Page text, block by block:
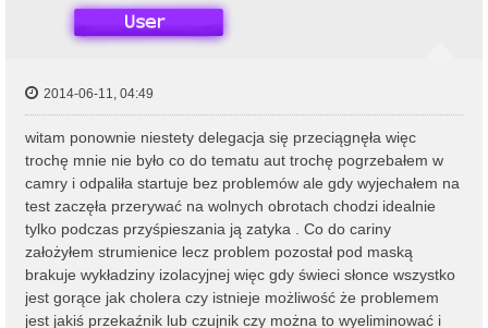
2014-06-11, 04:49
witam ponownie niestety delegacja się przeciągnęła więc
trochę mnie nie było co do tematu aut trochę pogrzebałem w
camry i odpaliła startuje bez problemów ale gdy wyjechałem na
test zaczęła przerywać na wolnych obrotach chodzi idealnie
tylko podczas przyśpieszania ją zatyka . Co do cariny
założyłem strumienice lecz problem pozostał pod maską
brakuje wykładziny izolacyjnej więc gdy świeci słonce wszystko
jest gorące jak cholera czy istnieje możliwość że problemem
jest jakiś przekaźnik lub czujnik czy można to wyeliminować i